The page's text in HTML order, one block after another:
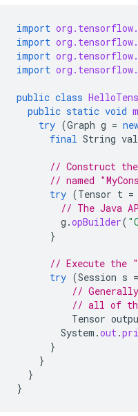
import
import
import
import
public class
public static void
try (Graph g =
final String
// Construct
// named
try (Tensor t =
// The Java
g .opBuilder(
}
// Execute the
try (Session s =
//
// all of
Tensor
System .out.
}
}
}
}